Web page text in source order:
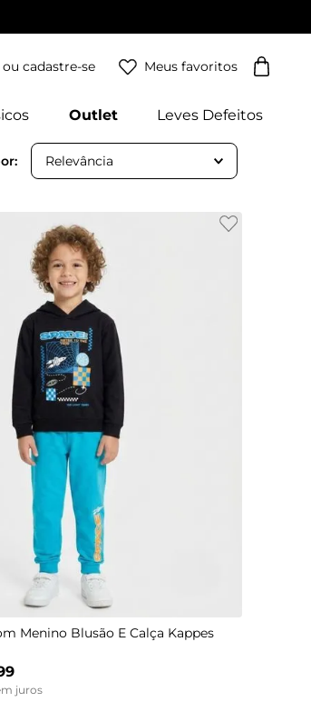
Meus favoritos
Outlet Leves Defeitos
Relevância
Menino Blusão E Calça Kappes
juros